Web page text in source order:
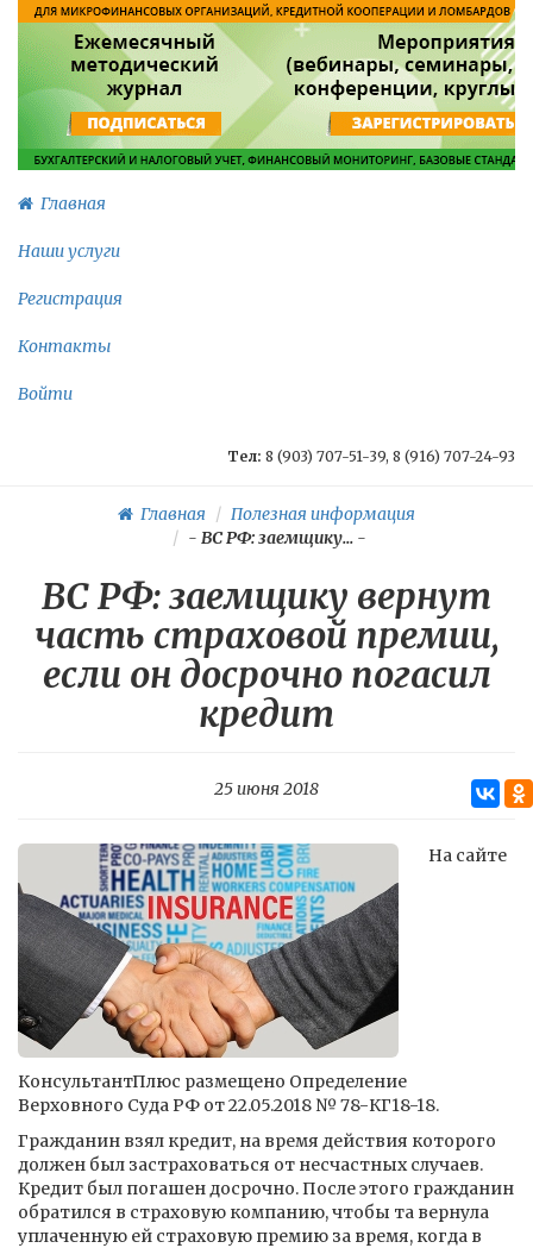
Главная
Наши услуги
Регистрация
Контакты
Войти
Тел: 8 (903) 707-51-39, 8 (916) 707-24-93
Главная
Полезная информация
- ВС РФ: заемщику... -
ВС РФ: заемщику вернут
часть страховой премии,
если он досрочно погасил
кредит
25 июня 2018
На сайте
КонсультантПлюс размещено Определение
Верховного Суда РФ от 22.05.2018 № 78-КГ18-18.
Гражданин взял кредит, на время действия которого
должен был застраховаться от несчастных случаев.
Кредит был погашен досрочно. После этого гражданин
обратился в страховую компанию, чтобы та вернула
уплаченную ей страховую премию за время, когда в